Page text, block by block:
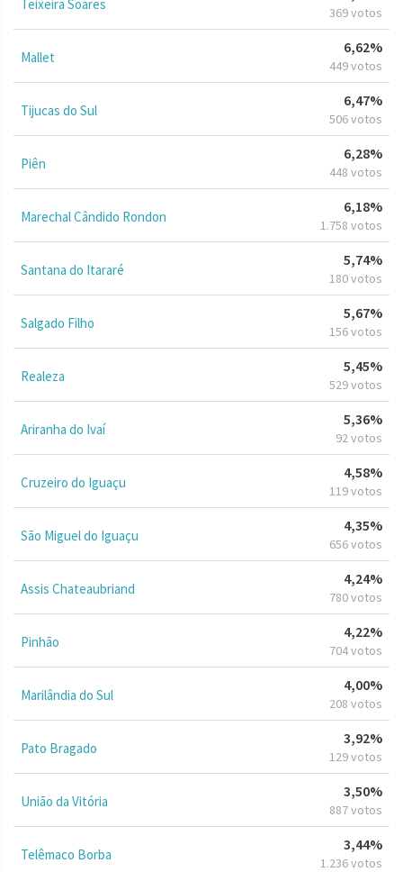
Teixeira Soares 369 votos
Mallet
6,62%
449 votos
Tijucas do Sul
6,47%
506 votos
Piên
6,28%
448 votos
Marechal Cândido Rondon
6,18%
1.758 votos
Santana do Itararé
5,74%
180 votos
Salgado Filho
5,67%
156 votos
Realeza
5,45%
529 votos
Ariranha do Ivaí
5,36%
92 votos
Cruzeiro do Iguaçu
4,58%
119 votos
São Miguel do Iguaçu
4,35%
656 votos
Assis Chateaubriand
4,24%
780 votos
Pinhão
4,22%
704 votos
Marilândia do Sul
4,00%
208 votos
Pato Bragado
3,92%
129 votos
União da Vitória
3,50%
887 votos
Telêmaco Borba
3,44%
1.236 votos